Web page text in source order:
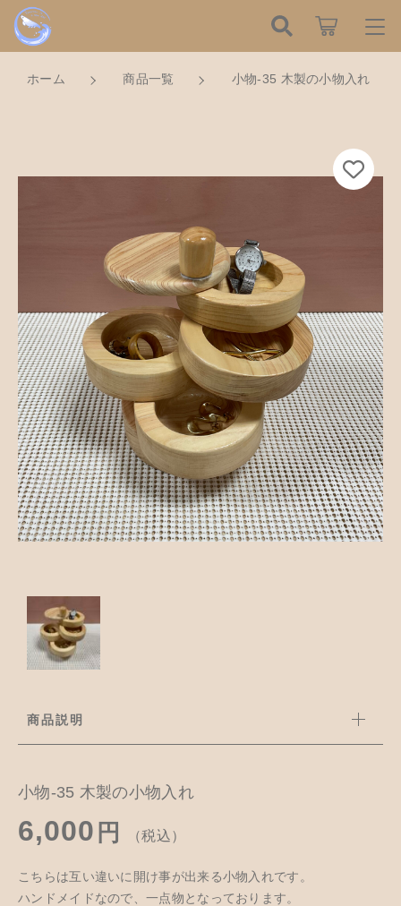
ホーム 商品一覧 小物-35 木製の小物入れ
商品説明
小物-35 木製の小物入れ
6,000 円 （税込）
こちらは互い違いに開け事が出来る小物入れです。
ハンドメイドなので、一点物となっております。
カートに商品を追加しました
ショッピングを続ける
カートを確認する
ログイン / 会員登録
新着商品から探す
Tomorrow is a new dayについて
ショッピングガイド
お知らせ
ブログ
お問い合わせ
ハンドメイドの餌木（エギ）
餌木キーホルダー
木工アクセサリー
木工小物
革製品
アクセサリー
木工ペット用品
樹脂粘土
こだわり検索
～
その他
在庫あり セール
並び順